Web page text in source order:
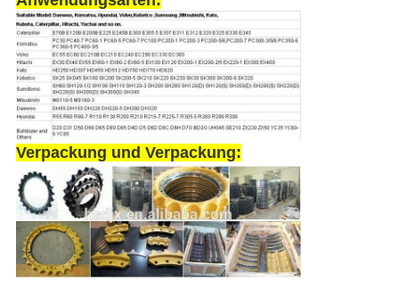
Verpackung und Verpackung: